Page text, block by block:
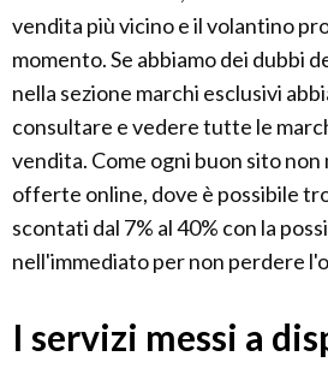
vendita più vicino e il volantino
momento. Se abbiamo dei dubbi
nella sezione marchi esclusivi
consultare e vedere tutte le
vendita. Come ogni buon sito non
offerte online, dove è possibile
scontati dal 7% al 40% con la
nell'immediato per non perdere
I servizi messi a